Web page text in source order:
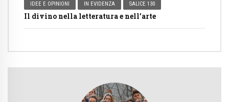
IDEE E OPINIONI IN EVIDENZA SALICE 130
Il divino nella letteratura e nell’arte